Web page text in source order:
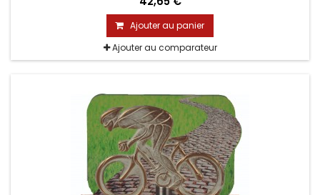
Ajouter au panier
Ajouter au comparateur